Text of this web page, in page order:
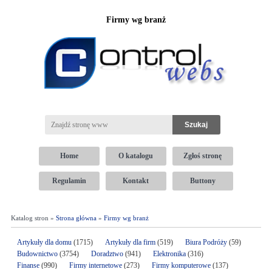
Firmy wg branż
Home O katalogu Zgłoś stronę
Regulamin Kontakt Buttony
Katalog stron » Strona główna» Firmy wg branż
Artykuły dla domu(1715) Artykuły dla firm(519) Biura Podróży(59)
Budownictwo(3754) Doradztwo(941) Elektronika (316)
Finanse(990) Firmy internetowe (273) Firmy komputerowe(137)